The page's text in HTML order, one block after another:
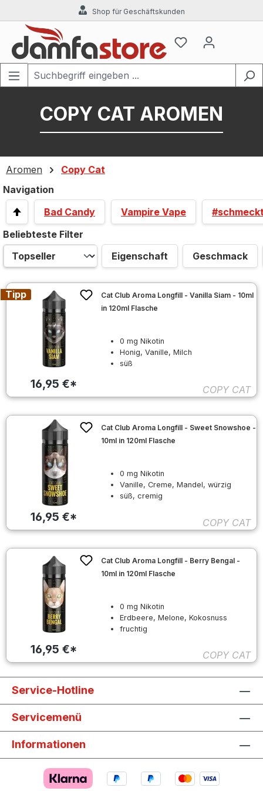
Zum Hauptinhalt springenShop für Geschäftskunden
COPY CAT AROMEN
Aromen
Copy Cat
Navigation
Bad Candy
Vampire Vape
Beliebteste Filter
Eigenschaft
Geschmack
Tipp
16,95 €*
Cat Club Aroma Longfill - Vanilla Siam - 10ml
in 120ml Flasche
0 mg Nikotin
Honig, Vanille, Milch
süß
COPY CAT
16,95 €*
Cat Club Aroma Longfill - Sweet Snowshoe -
10ml in 120ml Flasche
0 mg Nikotin
Vanille, Creme, Mandel, würzig
süß, cremig
COPY CAT
16,95 €*
Cat Club Aroma Longfill - Berry Bengal -
10ml in 120ml Flasche
0 mg Nikotin
Erdbeere, Melone, Kokosnuss
fruchtig
COPY CAT
Service-Hotline
Servicemenü
Informationen